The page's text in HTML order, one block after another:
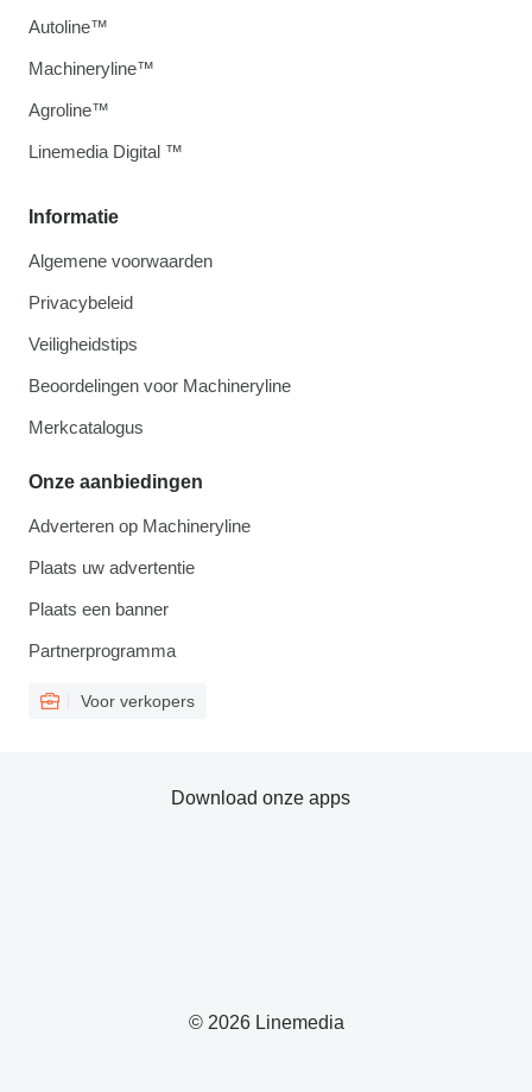
Informatie
Algemene voorwaarden
Privacybeleid
Veiligheidstips
Beoordelingen voor Machineryline
Merkcatalogus
Onze aanbiedingen
Adverteren op Machineryline
Plaats uw advertentie
Plaats een banner
Partnerprogramma
Voor verkopers
Autoline™
Machineryline™
Agroline™
Linemedia Digital ™
© 2026 Linemedia
Download onze apps